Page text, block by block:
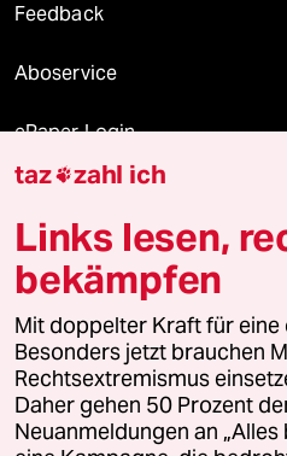
Feedback
Aboservice
ePaper Login
Downloads für Abonnierende
© 2026 taz Verlags und
Alle Rechte vorbehalten. Bei
wenden Sie sich bitte an
Feedback Redaktionsstatut
taz zahl ich
Links lesen,
bekämpfen
Mit doppelter Kraft für eine
Besonders jetzt brauchen
Rechtsextremismus
Daher gehen 50 Prozent
Neuanmeldungen an